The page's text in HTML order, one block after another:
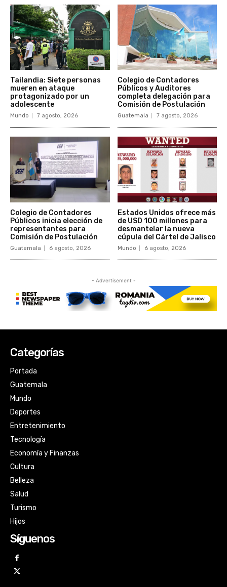
Categorías
Portada
Guatemala
Mundo
Deportes
Entretenimiento
Tecnología
Economía y Finanzas
Cultura
Belleza
Salud
Turismo
Hijos
Síguenos